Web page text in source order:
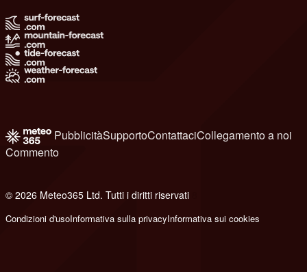
PubblicitàSupportoContattaciCollegamento a noi
Commento
© 2026 Meteo365 Ltd. Tutti i diritti riservati
Condizioni d'usoInformativa sulla privacyInformativa sui cookies